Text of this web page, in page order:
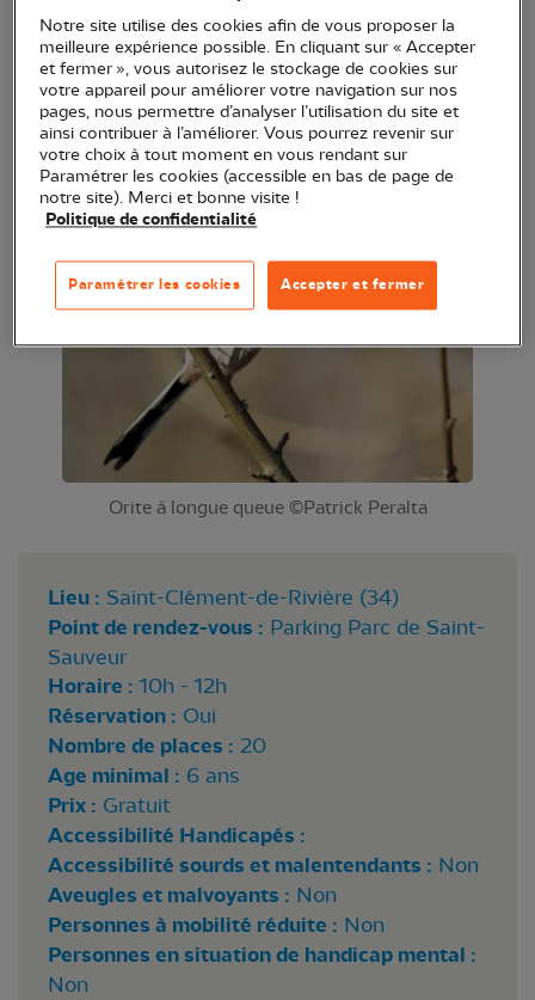
pour écouter et observer les oiseaux qui y ont élu
domicile.
Sortie proposée par la Maison départementale de
l'environnement - Domaine de Restinclières -
Conseil départemental de l'Hérault - animée par la
LPO Occitanie.
Orite à longue queue ©Patrick Peralta
Lieu : Saint-Clément-de-Rivière (34)
Point de rendez-vous : Parking Parc de Saint-
Sauveur
Horaire : 10h - 12h
Réservation : Oui
Nombre de places : 20
Age minimal : 6 ans
Prix : Gratuit
Accessibilité Handicapés :
Accessibilité sourds et malentendants : Non
Aveugles et malvoyants : Non
Personnes à mobilité réduite : Non
Personnes en situation de handicap mental :
Non
Notre site utilise des cookies afin de vous proposer la
meilleure expérience possible. En cliquant sur « Accepter
et fermer », vous autorisez le stockage de cookies sur
votre appareil pour améliorer votre navigation sur nos
pages, nous permettre d’analyser l’utilisation du site et
ainsi contribuer à l’améliorer. Vous pourrez revenir sur
votre choix à tout moment en vous rendant sur
Paramétrer les cookies (accessible en bas de page de
notre site). Merci et bonne visite !
Politique de confidentialité
Accepter et fermer
Paramétrer les cookies